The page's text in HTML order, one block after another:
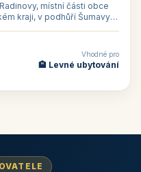
místní části obce
kraji, v podhůří Šumavy
Vhodné pro
🏨 Levné ubytování